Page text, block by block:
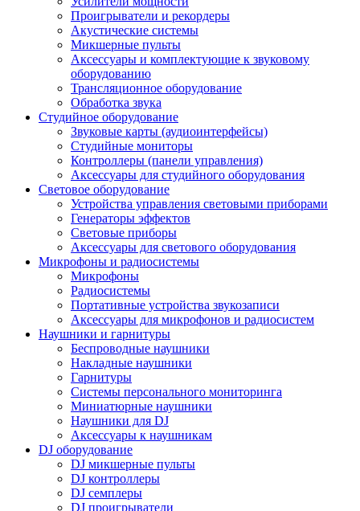
Проигрыватели и рекордеры
Акустические системы
Микшерные пульты
Аксессуары и комплектующие к звуковому
оборудованию
Трансляционное оборудование
Обработка звука
Студийное оборудование
Звуковые карты (аудиоинтерфейсы)
Студийные мониторы
Контроллеры (панели управления)
Аксессуары для студийного оборудования
Световое оборудование
Устройства управления световыми приборами
Генераторы эффектов
Световые приборы
Аксессуары для светового оборудования
Микрофоны и радиосистемы
Микрофоны
Радиосистемы
Портативные устройства звукозаписи
Аксессуары для микрофонов и радиосистем
Наушники и гарнитуры
Беспроводные наушники
Накладные наушники
Гарнитуры
Системы персонального мониторинга
Миниатюрные наушники
Наушники для DJ
Аксессуары к наушникам
DJ оборудование
DJ микшерные пульты
DJ контроллеры
DJ семплеры
DJ проигрыватели